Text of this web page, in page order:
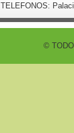
TELEFONOS:
©